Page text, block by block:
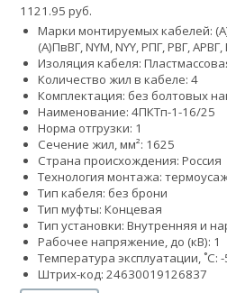
1121.95 руб.
Марки монтируемых кабелей:
(А)ПвВГ, NYM, NYY, РПГ, РВГ,
Изоляция кабеля:
Количество жил в кабеле: 4
Комплектация: без болтовых
Наименование: 4ПКТп-1-16/25
Норма отгрузки: 1
Сечение жил, мм²: 1625
Страна происхождения: Россия
Технология монтажа:
Тип кабеля: без брони
Тип муфты: Концевая
Тип установки: Внутренняя и
Рабочее напряжение, до (кВ): 1
Температура эксплуатации, ˚С: -
Штрих-код: 24630019126837